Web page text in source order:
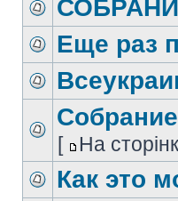
Еще раз
[ На
Как это